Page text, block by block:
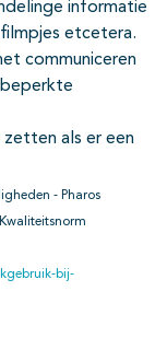
informatie
etcetera.
communiceren
als er een
- Pharos
Kwaliteitsnorm
bij-